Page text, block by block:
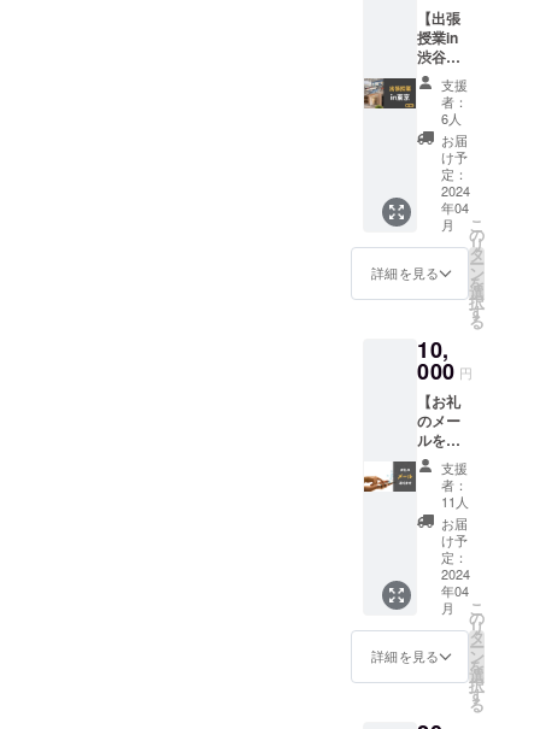
ます！
【商品
サイ
ズ】
100mm
×100m
m
【出張
授業in
渋谷】
東京の
渋谷に
あるコ
ワーキ
ングス
ペース
「SLOT
H」をお
借りし
て出張
授業を
行いま
す！ 以
ント詳
細にな
りま
す。 日
時：４
月６日
（土）
11:00~
15:00ご
ろ 場
所：
SLOTH
（〒
150-
0041 東
京都渋
支援
者：
6人
お届
け予
定：
2024
年04
月
詳細を見る
こ
の
リ
タ
ー
ン
を
選
択
す
る
10,
000 円
【お礼
のメー
ルを送
らせて
いただ
きま
す！】
「物は
いらな
いけれ
ど支援
した
い！」
という
優しさ
に溢れ
支援
者：
11人
お届
け予
定：
2024
年04
月
詳細を見る
こ
の
リ
タ
ー
ン
を
選
択
す
る